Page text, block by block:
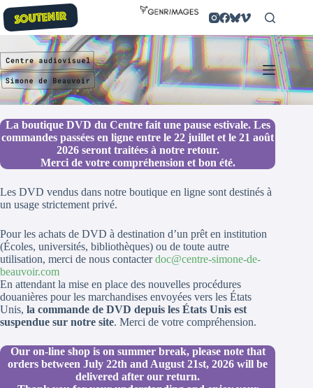
Passer
au
contenu
SOUTENIR
La boutique DVD du Centre fait une pause estivale. Les
commandes passées en ligne entre le 22 juillet et le 21 août
2026 seront traitées à notre retour.
Merci de votre compréhension et bon été.
Les DVD vendus dans notre boutique en ligne sont destinés à
un usage strictement privé.
Pour les achats de DVD à destination d’un prêt en institution
(Écoles, universités, bibliothèques) ou de toute autre
utilisation, merci de nous contacterdoc@centre-simone-de-
beauvoir.com
En attendant la mise en place des nouvelles procédures
douanières pour les marchandises envoyées vers les États
Unis, la commande de DVD depuis les États Unis est
suspendue sur notre site. Merci de votre compréhension.
Our on-line shop is on summer break, please note that
orders between July 22th and August 21st, 2026 will be
delivered after our return.